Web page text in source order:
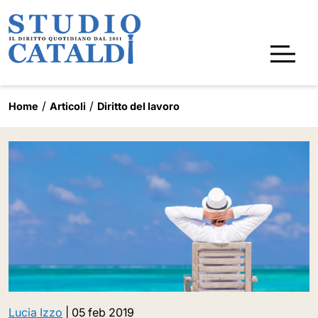
Home Articoli Diritto del lavoro
Lucia Izzo 05 feb 2019